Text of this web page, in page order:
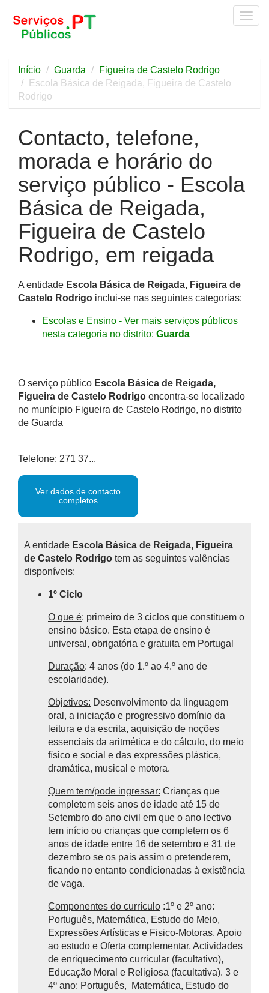
Início Guarda
Figueira de Castelo Rodrigo
Escola Básica de Reigada, Figueira de Castelo
Rodrigo
Contacto, telefone,
morada e horário do
serviço público - Escola
Básica de Reigada,
Figueira de Castelo
Rodrigo, em reigada
A entidade Escola Básica de Reigada, Figueira de
Castelo Rodrigo inclui-se nas seguintes categorias:
Escolas e Ensino - Ver mais serviços públicos
nesta categoria no distrito: Guarda
O serviço público Escola Básica de Reigada,
Figueira de Castelo Rodrigo encontra-se localizado
no munícipio Figueira de Castelo Rodrigo, no distrito
de Guarda
Telefone: 271 37...
Ver dados de contacto
completos
A entidade Escola Básica de Reigada, Figueira
de Castelo Rodrigo tem as seguintes valências
disponíveis:
1º Ciclo
O que é: primeiro de 3 ciclos que constituem o
ensino básico. Esta etapa de ensino é
universal, obrigatória e gratuita em Portugal
Duração: 4 anos (do 1.º ao 4.º ano de
escolaridade).
Objetivos: Desenvolvimento da linguagem
oral, a iniciação e progressivo domínio da
leitura e da escrita, aquisição de noções
essenciais da aritmética e do cálculo, do meio
físico e social e das expressões plástica,
dramática, musical e motora.
Quem tem/pode ingressar: Crianças que
completem seis anos de idade até 15 de
Setembro do ano civil em que o ano lectivo
tem início ou crianças que completem os 6
anos de idade entre 16 de setembro e 31 de
dezembro se os pais assim o pretenderem,
ficando no entanto condicionadas à existência
de vaga.
Componentes do currículo :1º e 2º ano:
Português, Matemática, Estudo do Meio,
Expressões Artísticas e Fisico-Motoras, Apoio
ao estudo e Oferta complementar, Actividades
de enriquecimento curricular (facultativo),
Educação Moral e Religiosa (facultativa). 3 e
4º ano: Português, Matemática, Estudo do